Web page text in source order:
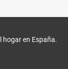
hogar en España.